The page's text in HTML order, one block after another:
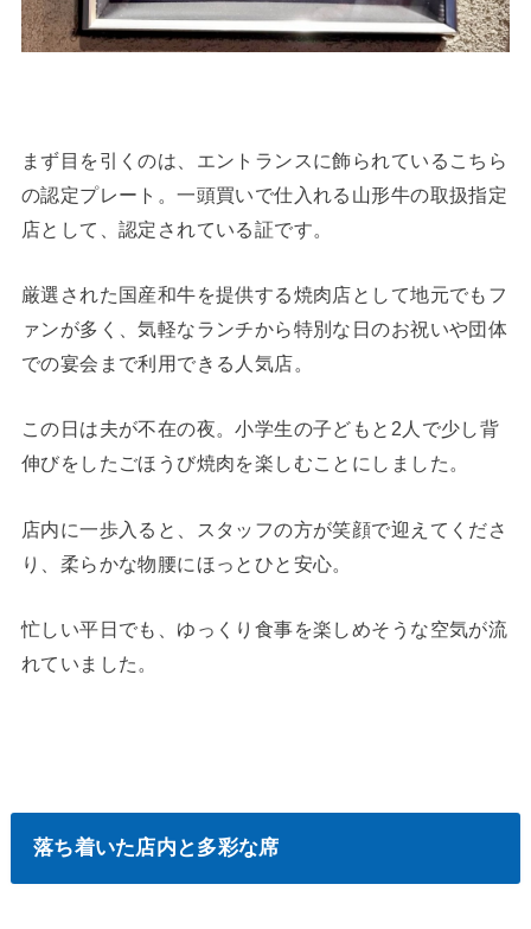
まず目を引くのは、エントランスに飾られているこちら
の認定プレート。一頭買いで仕入れる山形牛の取扱指定
店として、認定されている証です。
厳選された国産和牛を提供する焼肉店として地元でもフ
ァンが多く、気軽なランチから特別な日のお祝いや団体
での宴会まで利用できる人気店。
この日は夫が不在の夜。小学生の子どもと2人で少し背
伸びをしたごほうび焼肉を楽しむことにしました。
店内に一歩入ると、スタッフの方が笑顔で迎えてくださ
り、柔らかな物腰にほっとひと安心。
忙しい平日でも、ゆっくり食事を楽しめそうな空気が流
れていました。
落ち着いた店内と多彩な席